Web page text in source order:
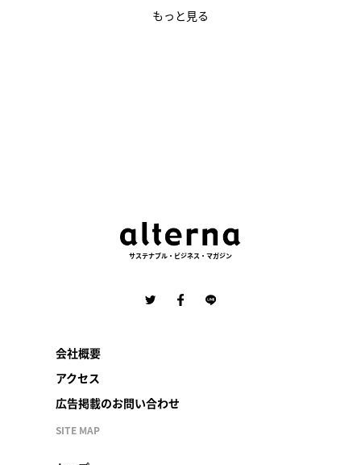
もっと見る
サステナブル・ビジネス・マガジン
会社概要
アクセス
広告掲載のお問い合わせ
SITE MAP